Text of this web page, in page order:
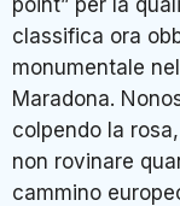
classifica ora
monumentale
Maradona.
colpendo la
non rovinare
cammino